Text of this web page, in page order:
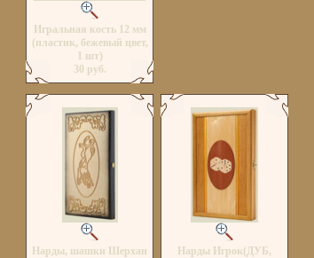
Игральная кость 12 мм
(пластик, бежевый цвет,
1 шт)
30 руб.
Нарды, шашки Шерхан
Нарды Игрок(ДУБ,